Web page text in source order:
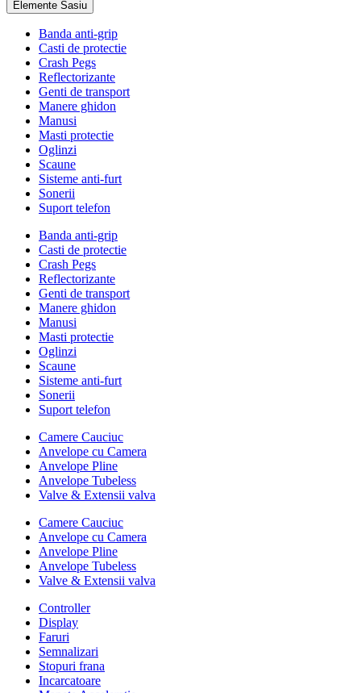
Elemente Sasiu
Banda anti-grip
Casti de protectie
Crash Pegs
Reflectorizante
Genti de transport
Manere ghidon
Manusi
Masti protectie
Oglinzi
Scaune
Sisteme anti-furt
Sonerii
Suport telefon
Banda anti-grip
Casti de protectie
Crash Pegs
Reflectorizante
Genti de transport
Manere ghidon
Manusi
Masti protectie
Oglinzi
Scaune
Sisteme anti-furt
Sonerii
Suport telefon
Camere Cauciuc
Anvelope cu Camera
Anvelope Pline
Anvelope Tubeless
Valve & Extensii valva
Camere Cauciuc
Anvelope cu Camera
Anvelope Pline
Anvelope Tubeless
Valve & Extensii valva
Controller
Display
Faruri
Semnalizari
Stopuri frana
Incarcatoare